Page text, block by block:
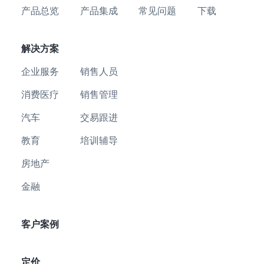
产品总览 产品集成 常见问题 下载
解决方案
企业服务
消费医疗
汽车
教育
房地产
金融
销售人员
销售管理
交易跟进
培训辅导
客户案例
定价